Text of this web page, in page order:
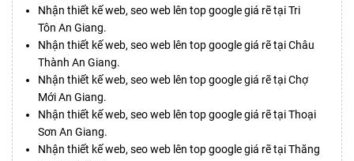
Nhận thiết kế web, seo web lên top google giá rẽ tại Tri
Tôn An Giang.
Nhận thiết kế web, seo web lên top google giá rẽ tại Châu
Thành An Giang.
Nhận thiết kế web, seo web lên top google giá rẽ tại Chợ
Mới An Giang.
Nhận thiết kế web, seo web lên top google giá rẽ tại Thoại
Sơn An Giang.
Nhận thiết kế web, seo web lên top google giá rẽ tại Thăng